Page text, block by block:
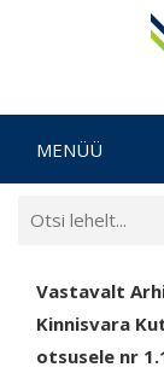
MENÜÜ
Vastavalt
Kinnisvara
otsusele nr